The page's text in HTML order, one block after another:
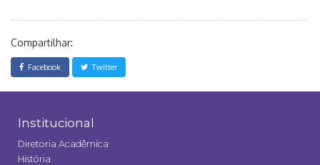
Compartilhar:
Facebook Twitter
Institucional
Diretoria Acadêmica
História